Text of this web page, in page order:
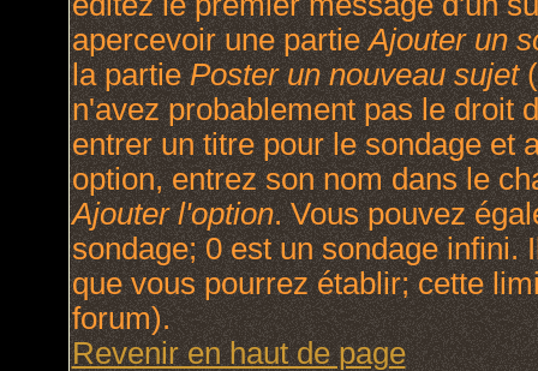
apercevoir une partieAjouter un
la partiePoster un nouveau sujet
n'avez probablement pas le droit
entrer un titre pour le sondage et
option, entrez son nom dans le
Ajouter l'option. Vous pouvez
sondage; 0 est un sondage infini.
que vous pourrez établir; cette
forum).
Revenir en haut de page